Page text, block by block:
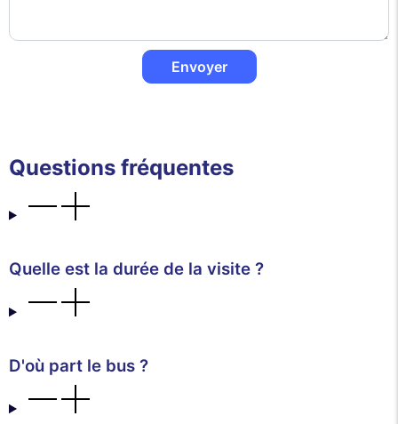
Envoyer
Questions fréquentes
Quelle est la durée de la visite ?
D'où part le bus ?